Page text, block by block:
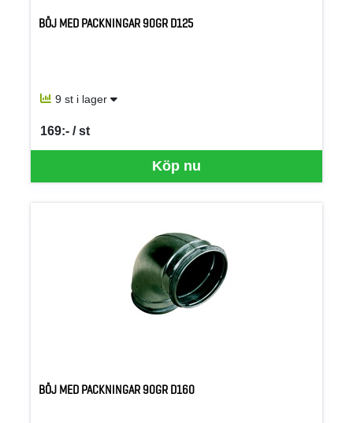
BÖJ MED PACKNINGAR 90GR D125
9 st i lager
Köp nu
169:- / st
SEK per ST
BÖJ MED PACKNINGAR 90GR D160